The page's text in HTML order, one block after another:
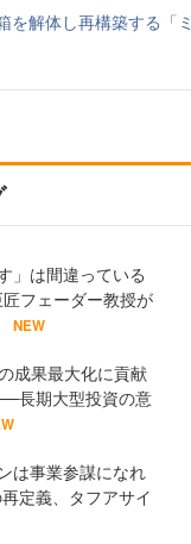
を解体し再構築する
」は間違っている
フェーダー教授が
NEW
成果最大化に貢献
長期大型投資の意
は事業参謀になれ
定義、タフアサイ